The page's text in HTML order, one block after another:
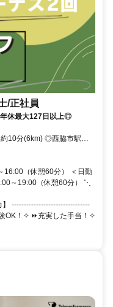
/正社員
年休最大127日以上◎
1分(0.6km) ※新西脇駅は
ミュニィバス 福祉センタ
あり ・交通費実費支給 ⇒
16:00（休憩60分） ＜日勤
～19:00（休憩60分） ⋱
--------------------------------
OK！✧ ⏩充実した手当！✧